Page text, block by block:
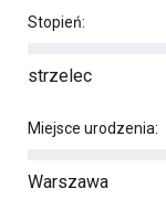
Stopień:
strzelec
Miejsce urodzenia:
Warszawa